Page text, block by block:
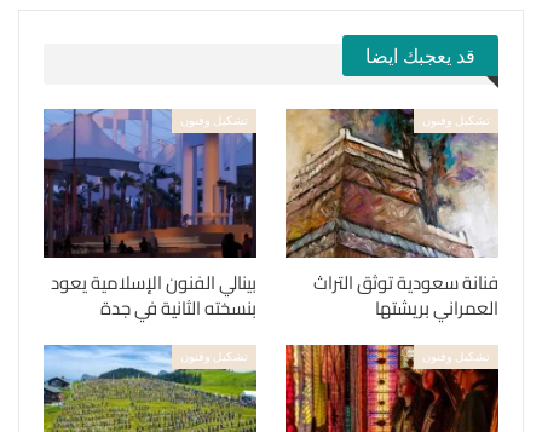
قد يعجبك ايضا
تشكيل وفنون
فنانة سعودية توثق التراث
العمراني بريشتها
تشكيل وفنون
بينالي الفنون الإسلامية يعود
بنسخته الثانية في جدة
تشكيل وفنون تشكيل وفنون